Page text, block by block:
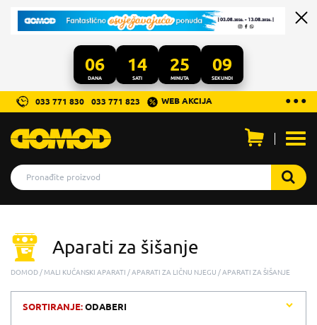
06
DANA
14
SATI
25
MINUTA
09
SEKUNDI
...
● ● ●
033 771 830 033 771 823 WEB AKCIJA
Aparati za šišanje
DOMOD MALI KUĆANSKI APARATI APARATI ZA LIČNU NJEGU APARATI ZA ŠIŠANJE
SORTIRANJE:ODABERI